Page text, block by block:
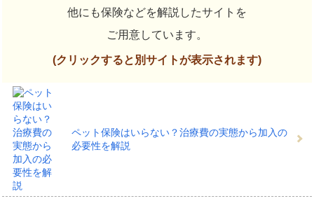
他にも保険などを解説したサイトを
ご用意しています。
(クリックすると別サイトが表示されます)
ペット保険はいらない？治療費の実態から加入の
必要性を解説